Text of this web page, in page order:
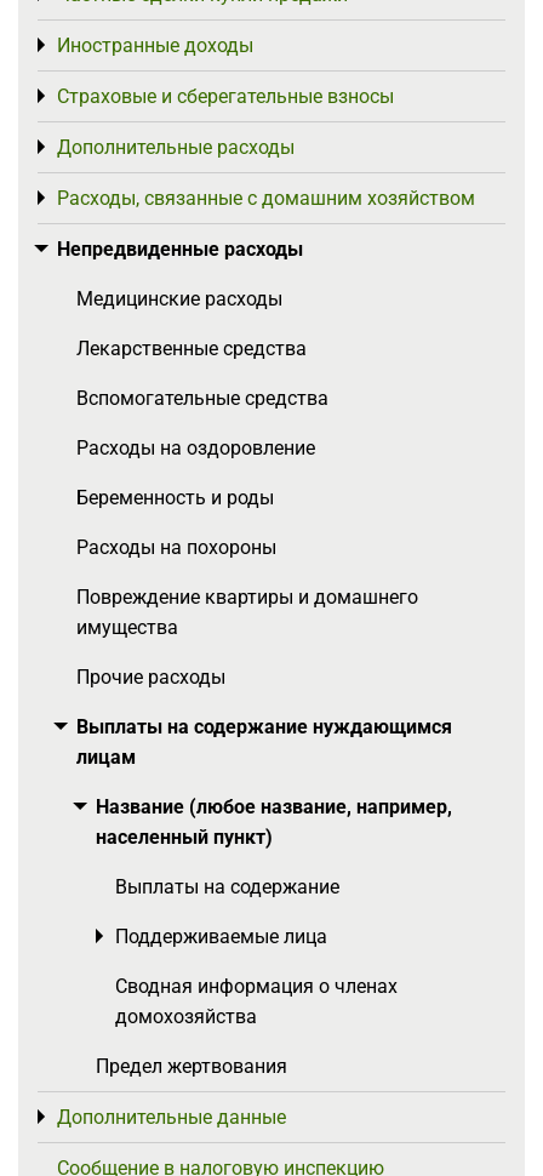
Иностранные доходы
Toggle menu
Страховые и сберегательные взносы
Toggle menu
Дополнительные расходы
Toggle menu
Расходы, связанные с домашним хозяйством
Toggle menu
Непредвиденные расходы
Toggle menu
Медицинские расходы
Лекарственные средства
Вспомогательные средства
Расходы на оздоровление
Беременность и роды
Расходы на похороны
Повреждение квартиры и домашнего
имущества
Прочие расходы
Выплаты на содержание нуждающимся
лицам
Toggle menu
Название (любое название, например,
населенный пункт)
Toggle menu
Выплаты на содержание
Поддерживаемые лица
Toggle menu
Сводная информация о членах
домохозяйства
Предел жертвования
Дополнительные данные
Toggle menu
Сообщение в налоговую инспекцию